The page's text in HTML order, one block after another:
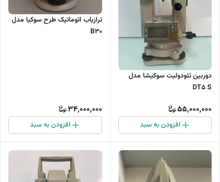
دوربین تئودولیت سوکیشا مدل
DT5 S
55,000,000
افزودن به سبد
ترازیاب اتوماتیک طرح سوکیا مدل
B30
34,000,000
افزودن به سبد